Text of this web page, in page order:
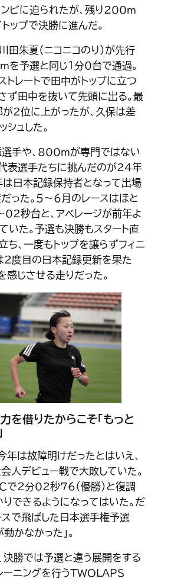
ビに迫られたが、残り200ｍ
ップで決勝に進んだ。
田朱夏（ニコニコのり）が先行
を予選と同じ１分０台で通過。
トレートで田中がトップに立つ
ず田中を抜いて先頭に出る。最
２位に上がったが、久保は差
シュした。
手や、800ｍが専門ではない
表選手たちに挑んだのが24年
は日本記録保持者となって出場
った。５～６月のレースはほと
秒台と、アベレージが前年よ
いた。予選も決勝もスタート直
ち、一度もトップを譲らずフィニ
２度目の日本記録更新を果た
感じさせる走りだった。
を借りたからこそ「もっと
年は故障明けだったとはいえ、
人デビュー戦で大敗していた。
で２分02秒76（優勝）と復調
りできるようになってはいた。だ
で飛ばした日本選手権予選
かなかった」。
決勝では予選と違う展開をする
ーニングを行うTWOLAPS